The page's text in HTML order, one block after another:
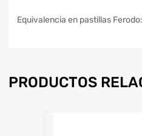
Equivalencia en pastillas
PRODUCTOS